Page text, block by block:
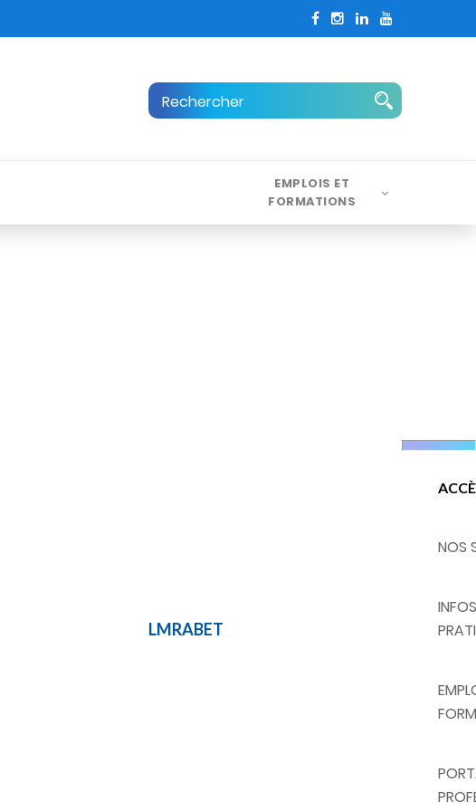
EMPLOIS ET
FORMATIONS
LMRABET
NOS
INFOS